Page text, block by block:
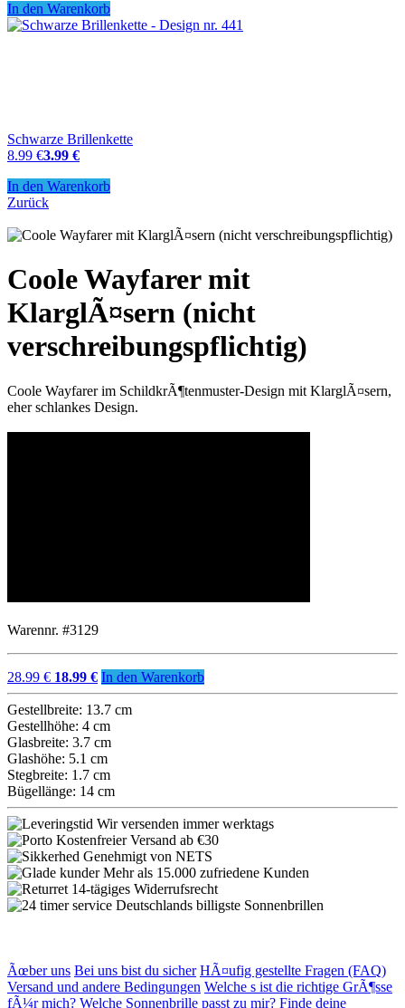
In den Warenkorb
Schwarze Brillenkette
8.99 €3.99 €
In den Warenkorb
Zurück
Coole Wayfarer mit
KlarglÃ¤sern (nicht
verschreibungspflichtig)
Coole Wayfarer im SchildkrÃ¶tenmuster-Design mit KlarglÃ¤sern,
eher schlankes Design.
Warennr. #3129
28.99 € 18.99 € In den Warenkorb
Gestellbreite: 13.7 cm
Gestellhöhe: 4 cm
Glasbreite: 3.7 cm
Glashöhe: 5.1 cm
Stegbreite: 1.7 cm
Bügellänge: 14 cm
Wir versenden immer werktags
Kostenfreier Versand ab €30
Genehmigt von NETS
Mehr als 15.000 zufriedene Kunden
14-tägiges Widerrufsrecht
Deutschlands billigste Sonnenbrillen
Ãœber uns Bei uns bist du sicher HÃ¤ufig gestellte Fragen (FAQ)
Versand und andere Bedingungen Welche s ist die richtige GrÃ¶sse
fÃ¼r mich? Welche Sonnenbrille passt zu mir? Finde deine